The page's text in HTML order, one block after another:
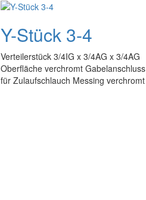
Y-Stück 3-4
Verteilerstück 3/4IG x 3/4AG x 3/4AG
Oberfläche verchromt Gabelanschluss
für Zulaufschlauch Messing verchromt